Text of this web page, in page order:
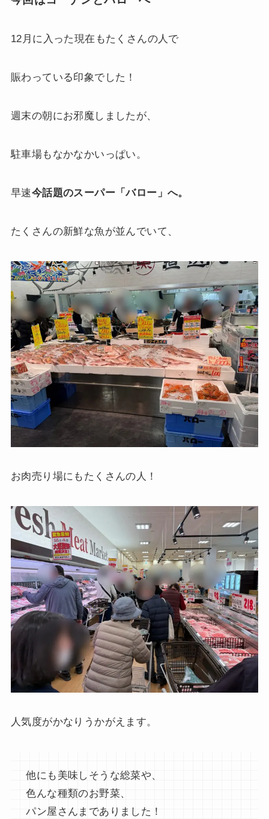
12月に入った現在もたくさんの人で
賑わっている印象でした！
週末の朝にお邪魔しましたが、
駐車場もなかなかいっぱい。
早速今話題のスーパー「バロー」へ。
たくさんの新鮮な魚が並んでいて、
お肉売り場にもたくさんの人！
人気度がかなりうかがえます。
他にも美味しそうな総菜や、
色んな種類のお野菜、
パン屋さんまでありました！